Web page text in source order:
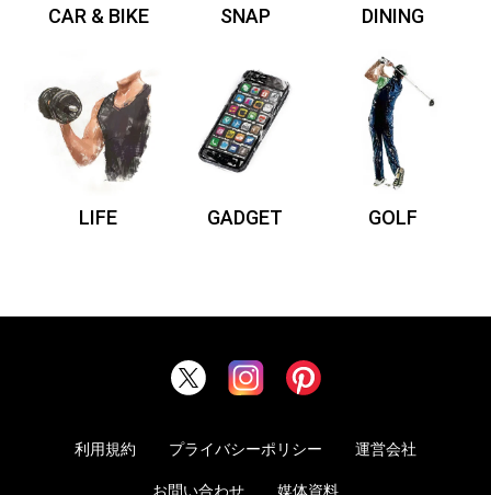
CAR & BIKE SNAP DINING
LIFE GADGET GOLF
利用規約 プライバシーポリシー 運営会社
お問い合わせ 媒体資料